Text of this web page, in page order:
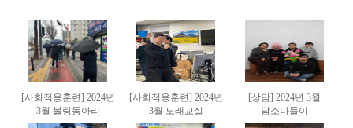
[사회적응훈련] 2024년
3월 볼링동아리
[사회적응훈련] 2024년
3월 노래교실
[상담] 2024년 3월
담소나들이